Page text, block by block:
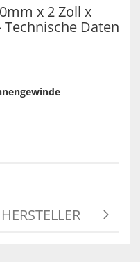
x 2 Zoll x
Technische Daten